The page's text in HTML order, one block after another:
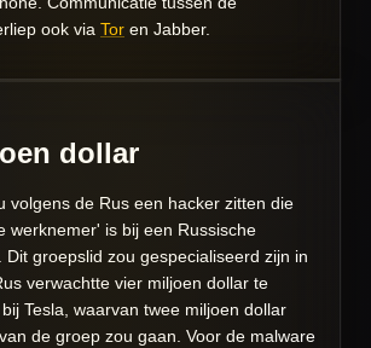
ook via Tor en Jabber.
dollar
volgens de Rus een hacker zitten die
werknemer' is bij een Russische
Dit groepslid zou gespecialiseerd zijn in
verwachtte vier miljoen dollar te
Tesla, waarvan twee miljoen dollar
de groep zou gaan. Voor de malware